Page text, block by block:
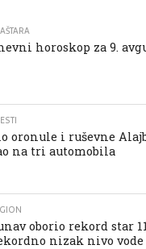
horoskop za 9.
oronule i ruševne
na tri automobila
oborio rekord star
nizak nivo vode